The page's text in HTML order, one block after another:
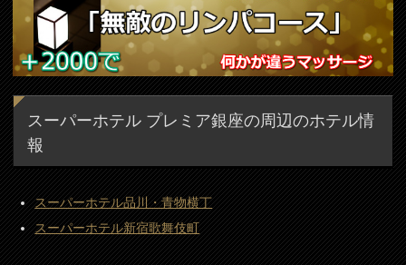
スーパーホテル プレミア銀座の周辺のホテル情
報
スーパーホテル品川・青物横丁
スーパーホテル新宿歌舞伎町